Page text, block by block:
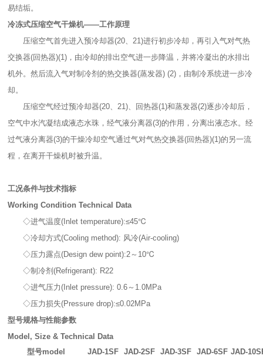
易结垢。
冷冻式压缩空气干燥机——工作原理
压缩空气首先进入预冷却器(20、21)进行初步冷却，再引入气对气热
交换器(回热器)(1)，由冷却的排出空气进一步降温，并将冷凝出的水排出
机外。然后流入气对制冷剂的热交换器(蒸发器) (2)，由制冷系统进一步冷
却。
压缩空气经过预冷却器(20、21)、回热器(1)和蒸发器(2)逐步冷却后，
空气中水汽凝结成液态水珠，经气液分离器(3)的作用，分离出液态水。经
过气液分离器(3)的干燥冷却空气通过气对气热交换器(回热器)(1)的另一流
程，在离开干燥机时被升温。
工况条件与技术指标
Working Condition Technical Data
◇进气温度(Inlet temperature):≤45℃
◇冷却方式(Cooling method): 风冷(Air-cooling)
◇压力露点(Design dew point):2～10℃
◇制冷剂(Refrigerant): R22
◇进气压力(Inlet pressure): 0.6～1.0MPa
◇压力损失(Pressure drop):≤0.02MPa
型号规格与性能参数
Model, Size & Technical Data
型号model
JAD-1SF JAD-2SF JAD-3SF JAD-6SF JAD-